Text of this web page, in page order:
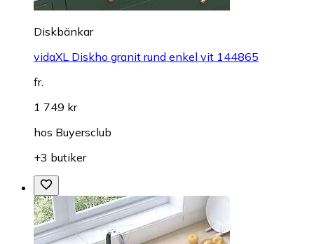
Diskbänkar
vidaXL Diskho granit rund enkel vit 144865
fr.
1 749 kr
hos Buyersclub
+3 butiker